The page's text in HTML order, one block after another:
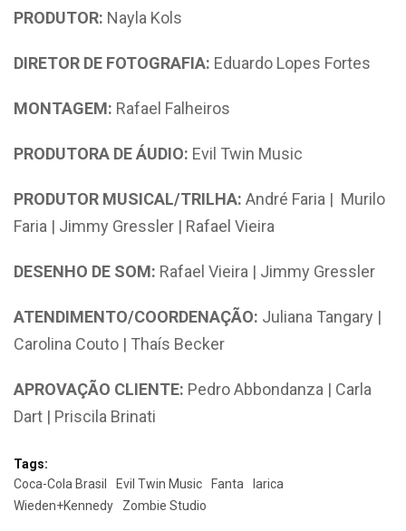
PRODUTOR: Nayla Kols
DIRETOR DE FOTOGRAFIA: Eduardo Lopes Fortes
MONTAGEM: Rafael Falheiros
PRODUTORA DE ÁUDIO: Evil Twin Music
PRODUTOR MUSICAL/TRILHA: André Faria | Murilo
Faria | Jimmy Gressler | Rafael Vieira
DESENHO DE SOM: Rafael Vieira | Jimmy Gressler
ATENDIMENTO/COORDENAÇÃO: Juliana Tangary |
Carolina Couto | Thaís Becker
APROVAÇÃO CLIENTE: Pedro Abbondanza | Carla
Dart | Priscila Brinati
Tags:
Coca-Cola Brasil
Evil Twin Music Fanta
larica
Wieden+Kennedy
Zombie Studio